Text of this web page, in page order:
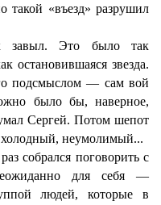
такой «въезд» разрушил
завыл. Это было так
остановившаяся звезда.
подсмыслом — сам вой
было бы, наверное,
Сергей. Потом шепот
холодный, неумолимый...
собрался поговорить с
для себя —
людей, которые в